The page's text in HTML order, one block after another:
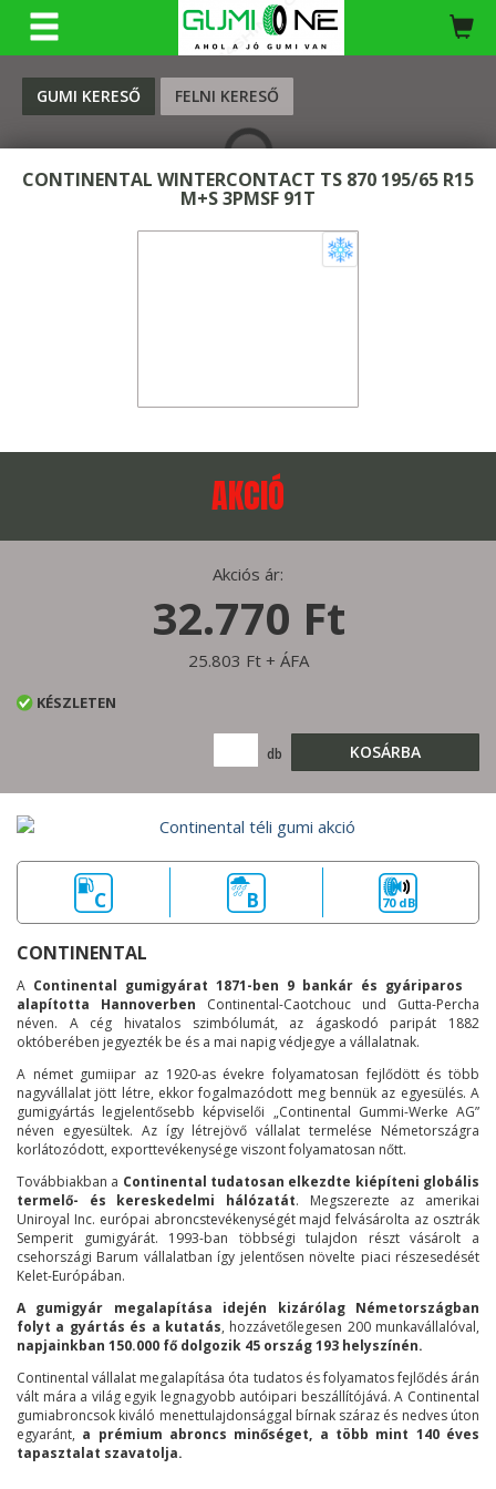
GUMI KERESŐ FELNI KERESŐ
KERESÉS
CONTINENTAL WINTERCONTACT TS 870 195/65 R15
M+S 3PMSF 91T
AKCIÓ
Akciós ár:
32.770 Ft
25.803 Ft + ÁFA
KÉSZLETEN
db KOSÁRBA
C B 70 dB
CONTINENTAL
A Continental gumigyárat 1871-ben 9 bankár és gyáriparos
alapította Hannoverben Continental-Caotchouc und Gutta-Percha
néven. A cég hivatalos szimbólumát, az ágaskodó paripát 1882
októberében jegyezték be és a mai napig védjegye a vállalatnak.
A német gumiipar az 1920-as évekre folyamatosan fejlődött és több
nagyvállalat jött létre, ekkor fogalmazódott meg bennük az egyesülés. A
gumigyártás legjelentősebb képviselői „Continental Gummi-Werke AG”
néven egyesültek. Az így létrejövő vállalat termelése Németországra
korlátozódott, exporttevékenysége viszont folyamatosan nőtt.
Továbbiakban a Continental tudatosan elkezdte kiépíteni globális
termelő- és kereskedelmi hálózatát. Megszerezte az amerikai
Uniroyal Inc. európai abroncstevékenységét majd felvásárolta az osztrák
Semperit gumigyárát. 1993-ban többségi tulajdon részt vásárolt a
csehországi Barum vállalatban így jelentősen növelte piaci részesedését
Kelet-Európában.
A gumigyár megalapítása idején kizárólag Németországban
folyt a gyártás és a kutatás, hozzávetőlegesen 200 munkavállalóval,
napjainkban 150.000 fő dolgozik 45 ország 193 helyszínén.
Continental vállalat megalapítása óta tudatos és folyamatos fejlődés árán
vált mára a világ egyik legnagyobb autóipari beszállítójává. A Continental
gumiabroncsok kiváló menettulajdonsággal bírnak száraz és nedves úton
egyaránt, a prémium abroncs minőséget, a több mint 140 éves
tapasztalat szavatolja.